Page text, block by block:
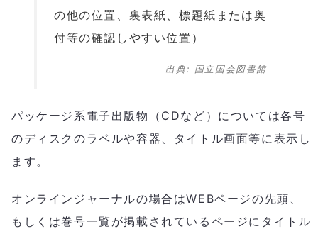
の他の位置、裏表紙、標題紙または奥
付等の確認しやすい位置）
出典: 国立国会図書館
パッケージ系電子出版物（CDなど）については各号
のディスクのラベルや容器、タイトル画面等に表示し
ます。
オンラインジャーナルの場合はWEBページの先頭、
もしくは巻号一覧が掲載されているページにタイトル